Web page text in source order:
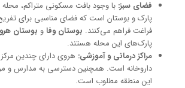
فضای سبز: با وجود بافت مسکونی متراکم،
پارک و بوستان است که فضای مناسبی برای
فراغت فراهم می‌کنند. بوستان وفا و بوستان
پارک‌های این محله هستند.
مراکز درمانی و آموزشی: هروی دارای چندین
داروخانه است. همچنین دسترسی به مدارس و
این منطقه مطلوب است.